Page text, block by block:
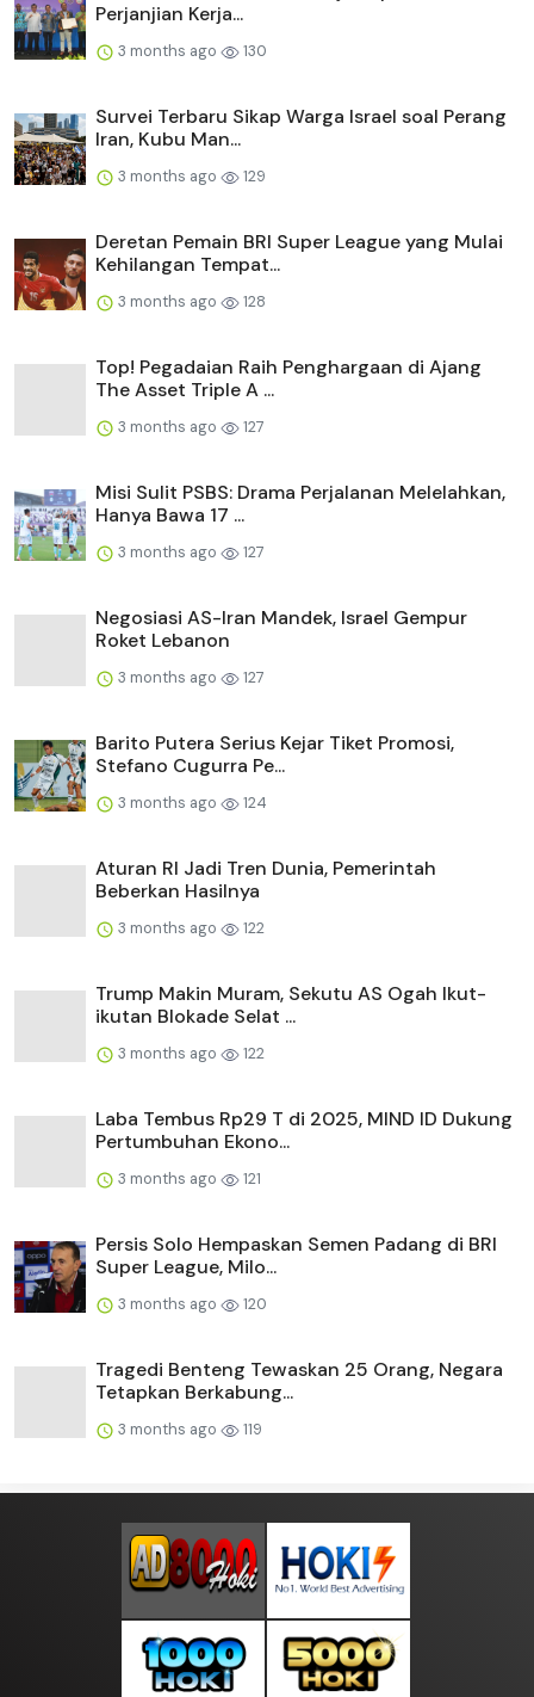
Perjanjian Kerja...
3 months ago 130
Survei Terbaru Sikap Warga Israel soal Perang
Iran, Kubu Man...
3 months ago 129
Deretan Pemain BRI Super League yang Mulai
Kehilangan Tempat...
3 months ago 128
Top! Pegadaian Raih Penghargaan di Ajang
The Asset Triple A ...
3 months ago 127
Misi Sulit PSBS: Drama Perjalanan Melelahkan,
Hanya Bawa 17 ...
3 months ago 127
Negosiasi AS-Iran Mandek, Israel Gempur
Roket Lebanon
3 months ago 127
Barito Putera Serius Kejar Tiket Promosi,
Stefano Cugurra Pe...
3 months ago 124
Aturan RI Jadi Tren Dunia, Pemerintah
Beberkan Hasilnya
3 months ago 122
Trump Makin Muram, Sekutu AS Ogah Ikut-
ikutan Blokade Selat ...
3 months ago 122
Laba Tembus Rp29 T di 2025, MIND ID Dukung
Pertumbuhan Ekono...
3 months ago 121
Persis Solo Hempaskan Semen Padang di BRI
Super League, Milo...
3 months ago 120
Tragedi Benteng Tewaskan 25 Orang, Negara
Tetapkan Berkabung...
3 months ago 119